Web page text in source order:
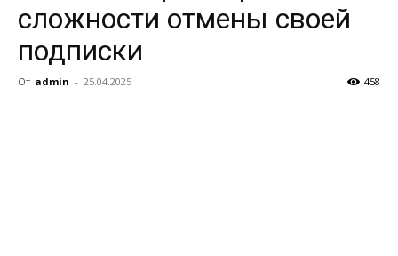
сложности отмены своей
подписки
От admin - 25.04.2025 458